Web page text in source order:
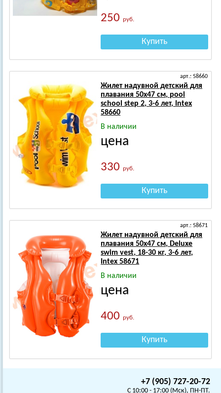
250руб.
Купить
арт.: 58660
Жилет надувной детский для
плавания 50х47 см, pool
school step 2, 3-6 лет, Intex
58660
В наличии
цена
330руб.
Купить
арт.: 58671
Жилет надувной детский для
плавания 50х47 см, Deluxe
swim vest, 18-30 кг, 3-6 лет,
Intex 58671
В наличии
цена
400руб.
Купить
+7 (905) 727-20-72
C 10:00 - 17:00 (Мск), ПН-ПТ.